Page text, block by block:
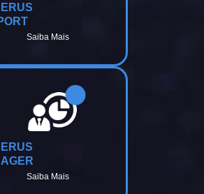
Saiba Mais
Saiba Mais